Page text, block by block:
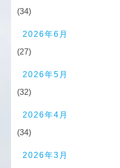
(34)
2026年6月
(27)
2026年5月
(32)
2026年4月
(34)
2026年3月